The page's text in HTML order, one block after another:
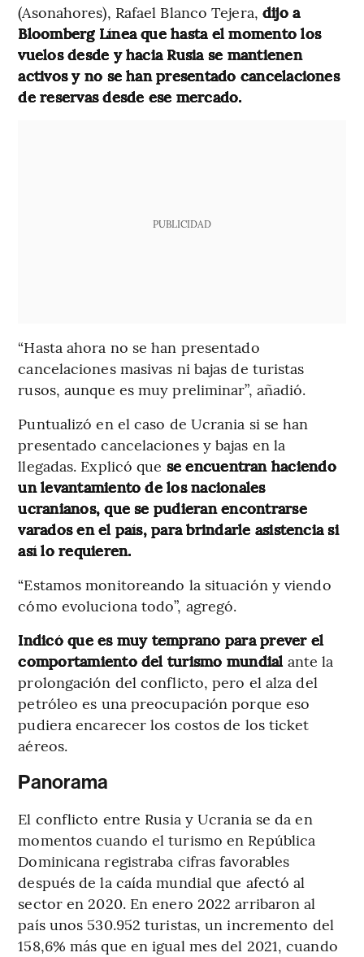
(Asonahores), Rafael Blanco Tejera, dijo a
Bloomberg Línea que hasta el momento los
vuelos desde y hacia Rusia se mantienen
activos y no se han presentado cancelaciones
de reservas desde ese mercado.
PUBLICIDAD
“Hasta ahora no se han presentado
cancelaciones masivas ni bajas de turistas
rusos, aunque es muy preliminar”, añadió.
Puntualizó en el caso de Ucrania si se han
presentado cancelaciones y bajas en la
llegadas. Explicó que se encuentran haciendo
un levantamiento de los nacionales
ucranianos, que se pudieran encontrarse
varados en el país, para brindarle asistencia si
así lo requieren.
“Estamos monitoreando la situación y viendo
cómo evoluciona todo”, agregó.
Indicó que es muy temprano para prever el
comportamiento del turismo mundial ante la
prolongación del conflicto, pero el alza del
petróleo es una preocupación porque eso
pudiera encarecer los costos de los ticket
aéreos.
Panorama
El conflicto entre Rusia y Ucrania se da en
momentos cuando el turismo en República
Dominicana registraba cifras favorables
después de la caída mundial que afectó al
sector en 2020. En enero 2022 arribaron al
país unos 530.952 turistas, un incremento del
158,6% más que en igual mes del 2021, cuando